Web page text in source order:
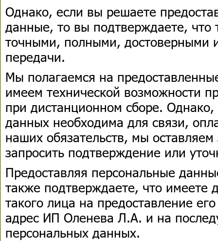
Однако, если вы решаете
данные, то вы подтверждаете, что
точными, полными, достоверными
передачи.
Мы полагаемся на
имеем технической возможности
при дистанционном сборе. Однако,
данных необходима для связи,
наших обязательств, мы оставляем
запросить подтверждение или
Предоставляя персональные
также подтверждаете, что имеете
такого лица на предоставление
адрес ИП Оленева Л.А. и на
персональных данных.